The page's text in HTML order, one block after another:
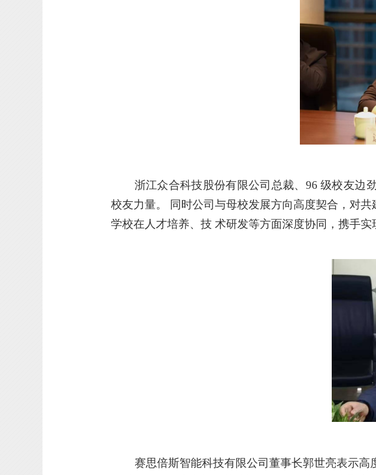
浙江众合科技股份有限公司总裁、96 级校友边
校友力量。 同时公司与母校发展方向高度契合，对
学校在人才培养、技 术研发等方面深度协同 ， 携手实
赛思倍斯智能科技有限公司董事长郭世亮表示高